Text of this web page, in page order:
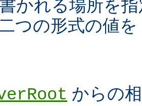
かれる場所を
つの形式の値
からの